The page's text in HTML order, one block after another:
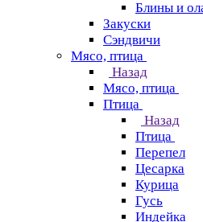
Блины и
Закуски
Сэндвичи
Мясо, птица
Назад
Мясо, птица
Птица
Назад
Птица
Перепел
Цесарка
Курица
Гусь
Индейка